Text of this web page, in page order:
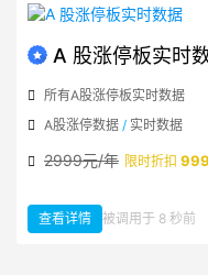
A 股涨停板实时
所有A股涨停板实时数据
A股涨停数据 / 实时数据
2999元/年 限时折扣
查看详情：A 股涨停板实时数据
被调用于 8 秒前